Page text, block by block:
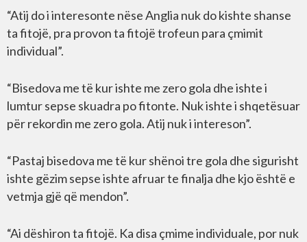
“Atij do i interesonte nëse Anglia nuk do kishte shanse
ta fitojë, pra provon ta fitojë trofeun para çmimit
individual”.
“Bisedova me të kur ishte me zero gola dhe ishte i
lumtur sepse skuadra po fitonte. Nuk ishte i shqetësuar
për rekordin me zero gola. Atij nuk i intereson”.
“Pastaj bisedova me të kur shënoi tre gola dhe sigurisht
ishte gëzim sepse ishte afruar te finalja dhe kjo është e
vetmja gjë që mendon”.
“Ai dëshiron ta fitojë. Ka disa çmime individuale, por nuk